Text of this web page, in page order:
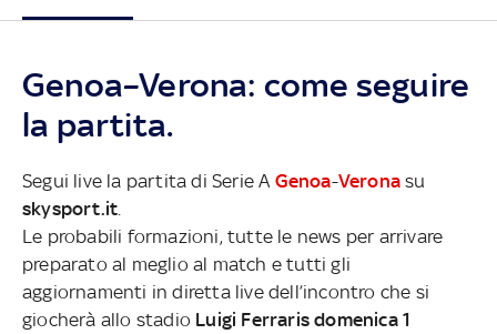
Genoa–Verona: come seguire
la partita.
Segui live la partita di Serie A Genoa-Verona su
skysport.it
Le probabili formazioni, tutte le news per arrivare
preparato al meglio al match e tutti gli
aggiornamenti in diretta live dell’incontro che si
giocherà allo stadio Luigi Ferraris domenica 1